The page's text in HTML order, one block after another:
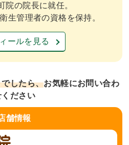
院の院長に就任。
生管理者の資格を保持。
ールを見る
したら、お気軽にお問い合わ
ください
舗情報